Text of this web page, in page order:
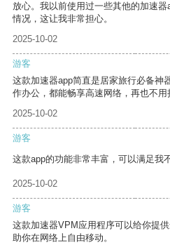
放心。我以前使用过一些其他的加速
情况，这让我非常担心。
2025-10-02
游客
这款加速器app简直是居家旅行必备神
作办公，都能畅享高速网络，再也不用
2025-10-02
游客
这款app的功能非常丰富，可以满足我
2025-10-02
游客
这款加速器VPM应用程序可以给你提
助你在网络上自由移动。